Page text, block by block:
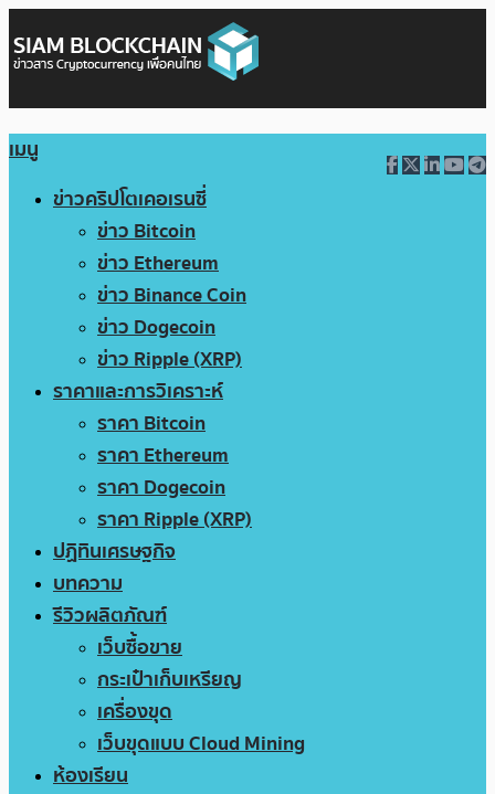
เมนู
ข่าวคริปโตเคอเรนซี่
ข่าว Bitcoin
ข่าว Ethereum
ข่าว Binance Coin
ข่าว Dogecoin
ข่าว Ripple (XRP)
ราคาและการวิเคราะห์
ราคา Bitcoin
ราคา Ethereum
ราคา Dogecoin
ราคา Ripple (XRP)
ปฏิทินเศรษฐกิจ
บทความ
รีวิวผลิตภัณฑ์
เว็บซื้อขาย
กระเป๋าเก็บเหรียญ
เครื่องขุด
เว็บขุดแบบ Cloud Mining
ห้องเรียน